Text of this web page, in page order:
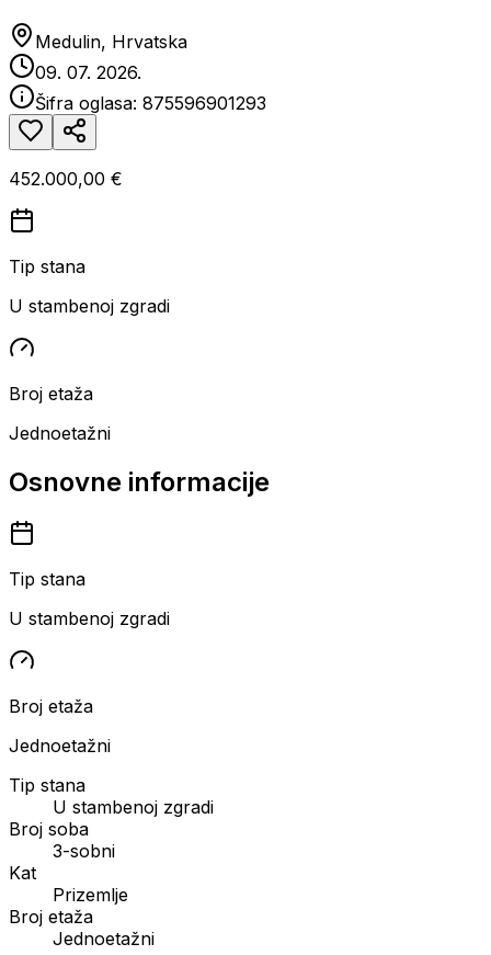
Medulin, Hrvatska
09. 07. 2026.
Šifra oglasa: 875596901293
452.000,00 €
Tip stana
U stambenoj zgradi
Broj etaža
Jednoetažni
Osnovne informacije
Tip stana
U stambenoj zgradi
Broj etaža
Jednoetažni
Tip stana
U stambenoj zgradi
Broj soba
3-sobni
Kat
Prizemlje
Broj etaža
Jednoetažni